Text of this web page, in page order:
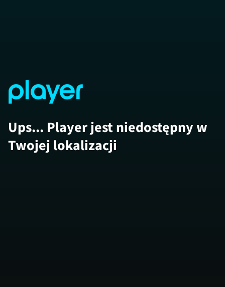
Ups... Player jest niedostępny w
Twojej lokalizacji